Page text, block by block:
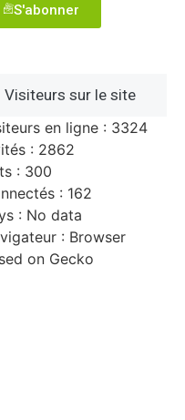
S'abonner
Visiteurs sur le site
en ligne : 3324
: 2862
: 300
: 162
: No data
: Browser
on Gecko